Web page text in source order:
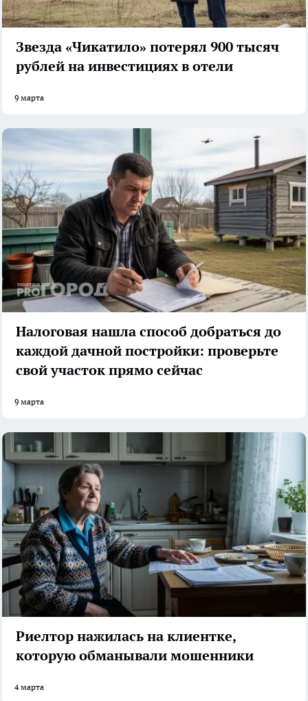
Звезда «Чикатило» потерял 900 тысяч
рублей на инвестициях в отели
9 марта
Налоговая нашла способ добраться до
каждой дачной постройки: проверьте
свой участок прямо сейчас
9 марта
Риелтор нажилась на клиентке,
которую обманывали мошенники
4 марта